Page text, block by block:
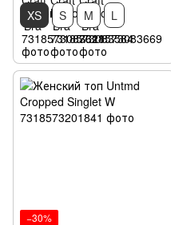
XS S M L
−30%